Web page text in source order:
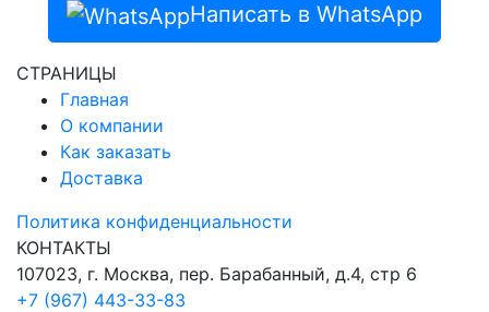
Написать в WhatsApp
СТРАНИЦЫ
Главная
О компании
Как заказать
Доставка
Политика конфиденциальности
КОНТАКТЫ
107023, г. Москва, пер. Барабанный, д.4, стр 6
+7 (967) 443-33-83